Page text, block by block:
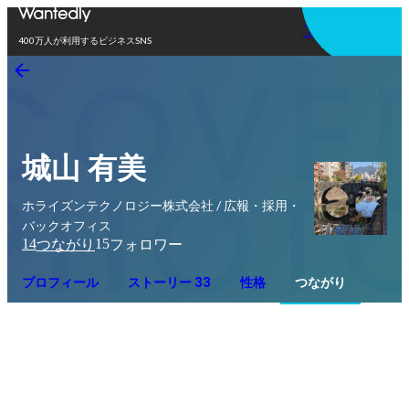
400万人が利用するビジネスSNS
アプリを使う
城山 有美
ホライズンテクノロジー株式会社 / 広報・採用・
バックオフィス
14つながり 15フォロワー
プロフィール ストーリー 33 性格 つながり